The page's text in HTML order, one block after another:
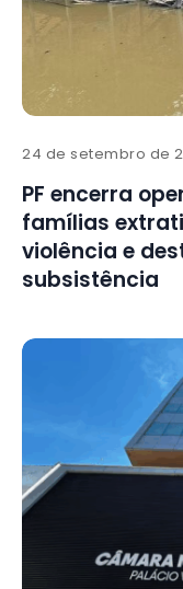
24 de setembro de
PF encerra
famílias
violência e
subsistência